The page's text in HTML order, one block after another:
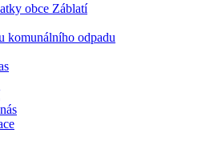
obce Záblatí
komunálního odpadu